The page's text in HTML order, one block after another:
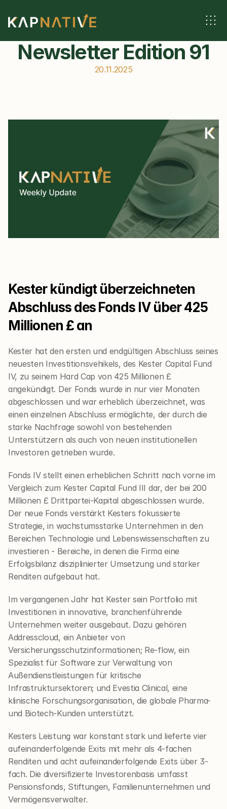
Newsletter Edition 91
20.11.2025
Kester kündigt überzeichneten
Abschluss des Fonds IV über 425
Millionen £ an
Kester hat den ersten und endgültigen Abschluss seines
neuesten Investitionsvehikels, des Kester Capital Fund
IV, zu seinem Hard Cap von 425 Millionen £
angekündigt. Der Fonds wurde in nur vier Monaten
abgeschlossen und war erheblich überzeichnet, was
einen einzelnen Abschluss ermöglichte, der durch die
starke Nachfrage sowohl von bestehenden
Unterstützern als auch von neuen institutionellen
Investoren getrieben wurde.
Fonds IV stellt einen erheblichen Schritt nach vorne im
Vergleich zum Kester Capital Fund III dar, der bei 200
Millionen £ Drittpartei-Kapital abgeschlossen wurde.
Der neue Fonds verstärkt Kesters fokussierte
Strategie, in wachstumsstarke Unternehmen in den
Bereichen Technologie und Lebenswissenschaften zu
investieren - Bereiche, in denen die Firma eine
Erfolgsbilanz disziplinierter Umsetzung und starker
Renditen aufgebaut hat.
Im vergangenen Jahr hat Kester sein Portfolio mit
Investitionen in innovative, branchenführende
Unternehmen weiter ausgebaut. Dazu gehören
Addresscloud, ein Anbieter von
Versicherungsschutzinformationen; Re-flow, ein
Spezialist für Software zur Verwaltung von
Außendienstleistungen für kritische
Infrastruktursektoren; und Evestia Clinical, eine
klinische Forschungsorganisation, die globale Pharma-
und Biotech-Kunden unterstützt.
Kesters Leistung war konstant stark und lieferte vier
aufeinanderfolgende Exits mit mehr als 4-fachen
Renditen und acht aufeinanderfolgende Exits über 3-
fach. Die diversifizierte Investorenbasis umfasst
Pensionsfonds, Stiftungen, Familienunternehmen und
Vermögensverwalter.